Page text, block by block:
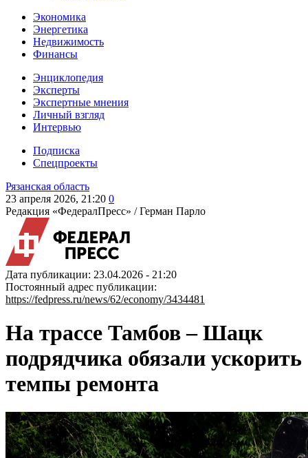
Экономика
Энергетика
Недвижимость
Финансы
Энциклопедия
Эксперты
Экспертные мнения
Личный взгляд
Интервью
Подписка
Спецпроекты
Рязанская область
23 апреля 2026, 21:20 0
Редакция «ФедералПресс» /Герман Парло
Дата публикации: 23.04.2026 - 21:20
Постоянный адрес публикации:
https://fedpress.ru/news/62/economy/3434481
На трассе Тамбов – Шацк
подрядчика обязали ускорить
темпы ремонта